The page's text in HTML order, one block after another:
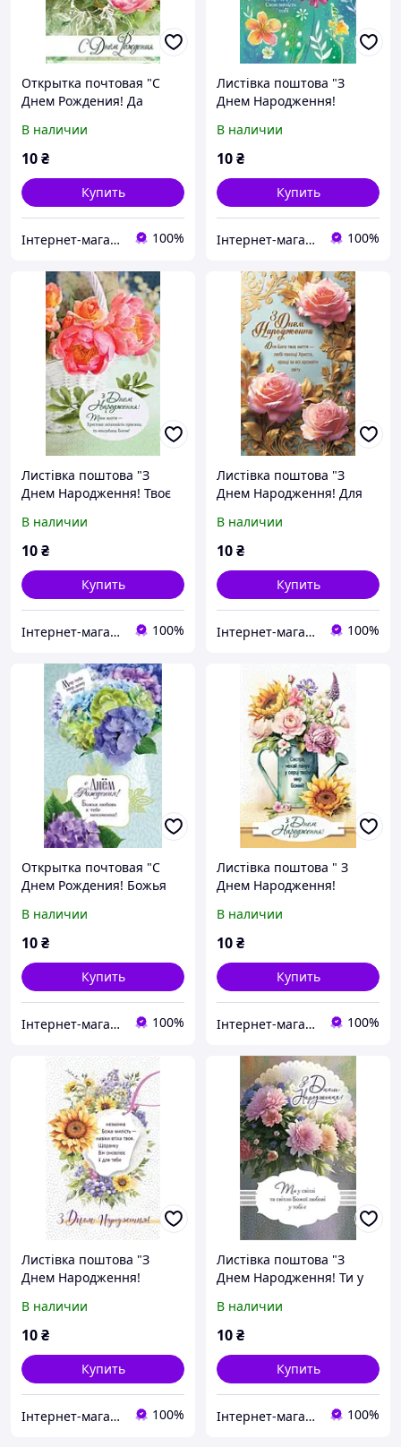
Открытка почтовая "С
Днем Рождения! Да
твоем мир Божий!"
В наличии
10₴
Купить
Інтернет-магазин Християнської книги 100%
Листівка поштова "З
Днем Народження!
Свою милість тобі!"
В наличии
10₴
Купить
Інтернет-магазин Християнської книги 100%
Листівка поштова "З
Днем Народження! Твоє
запашність приємна, та
вподобана Богом!"
В наличии
10₴
Купить
Інтернет-магазин Християнської книги 100%
Листівка поштова "З
Днем Народження! Для
пахощі Христа..."
В наличии
10₴
Купить
Інтернет-магазин Християнської книги 100%
Открытка почтовая "С
Днем Рождения! Божья
неизменна!"
В наличии
10₴
Купить
Інтернет-магазин Християнської книги 100%
Листівка поштова " З
Днем Народження!
серці твоїм мир Божий!"
В наличии
10₴
Купить
Інтернет-магазин Християнської книги 100%
Листівка поштова "З
Днем Народження!
навіки втіха твоя"
В наличии
10₴
Купить
Інтернет-магазин Християнської книги 100%
Листівка поштова "З
Днем Народження! Ти у
любові у тебе є"
В наличии
10₴
Купить
Інтернет-магазин Християнської книги 100%